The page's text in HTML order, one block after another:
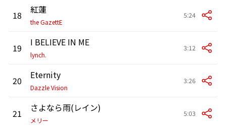
18 紅蓮
the GazettE
5:24
19 I BELIEVE IN ME
lynch.
3:12
20 Eternity
Dazzle Vision
3:26
21 さよなら雨(レイン)
メリー
5:03